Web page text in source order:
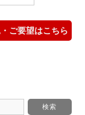
ご要望はこちら